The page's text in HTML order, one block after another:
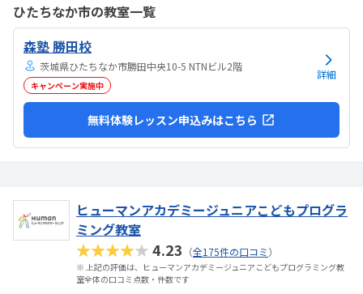
気持ちになれて良かった。
ひたちなか市の教室一覧
森塾 勝田校
茨城県ひたちなか市勝田中央10-5 NTNビル2階
キャンペーン実施中
詳細
無料体験レッスン申込みはこちら
ヒューマンアカデミージュニアこどもプログラ
ミング教室
★★★★★4.23 （全175件の口コミ）
※ 上記の評価は、ヒューマンアカデミージュニアこどもプログラミング教
室全体の口コミ点数・件数です